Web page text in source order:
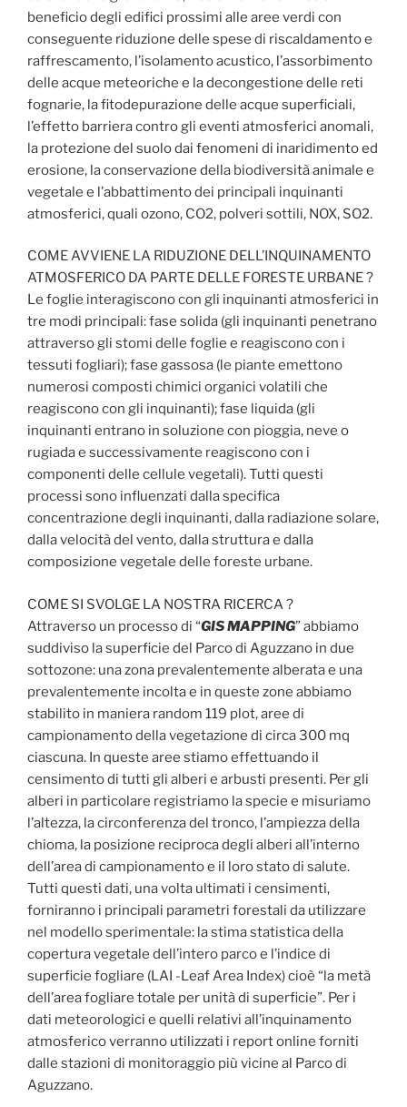
beneficio degli edifici prossimi alle aree verdi con
conseguente riduzione delle spese di riscaldamento e
raffrescamento, l’isolamento acustico, l’assorbimento
delle acque meteoriche e la decongestione delle reti
fognarie, la fitodepurazione delle acque superficiali,
l’effetto barriera contro gli eventi atmosferici anomali,
la protezione del suolo dai fenomeni di inaridimento ed
erosione, la conservazione della biodiversità animale e
vegetale e l’abbattimento dei principali inquinanti
atmosferici, quali ozono, CO2, polveri sottili, NOX, SO2.
COME AVVIENE LA RIDUZIONE DELL’INQUINAMENTO
ATMOSFERICO DA PARTE DELLE FORESTE URBANE ?
Le foglie interagiscono con gli inquinanti atmosferici in
tre modi principali: fase solida (gli inquinanti penetrano
attraverso gli stomi delle foglie e reagiscono con i
tessuti fogliari); fase gassosa (le piante emettono
numerosi composti chimici organici volatili che
reagiscono con gli inquinanti); fase liquida (gli
inquinanti entrano in soluzione con pioggia, neve o
rugiada e successivamente reagiscono con i
componenti delle cellule vegetali). Tutti questi
processi sono influenzati dalla specifica
concentrazione degli inquinanti, dalla radiazione solare,
dalla velocità del vento, dalla struttura e dalla
composizione vegetale delle foreste urbane.
COME SI SVOLGE LA NOSTRA RICERCA ?
Attraverso un processo di “GIS MAPPING” abbiamo
suddiviso la superficie del Parco di Aguzzano in due
sottozone: una zona prevalentemente alberata e una
prevalentemente incolta e in queste zone abbiamo
stabilito in maniera random 119 plot, aree di
campionamento della vegetazione di circa 300 mq
ciascuna. In queste aree stiamo effettuando il
censimento di tutti gli alberi e arbusti presenti. Per gli
alberi in particolare registriamo la specie e misuriamo
l’altezza, la circonferenza del tronco, l’ampiezza della
chioma, la posizione reciproca degli alberi all’interno
dell’area di campionamento e il loro stato di salute.
Tutti questi dati, una volta ultimati i censimenti,
forniranno i principali parametri forestali da utilizzare
nel modello sperimentale: la stima statistica della
copertura vegetale dell’intero parco e l’indice di
superficie fogliare (LAI -Leaf Area Index) cioè “la metà
dell’area fogliare totale per unità di superficie”. Per i
dati meteorologici e quelli relativi all’inquinamento
atmosferico verranno utilizzati i report online forniti
dalle stazioni di monitoraggio più vicine al Parco di
Aguzzano.